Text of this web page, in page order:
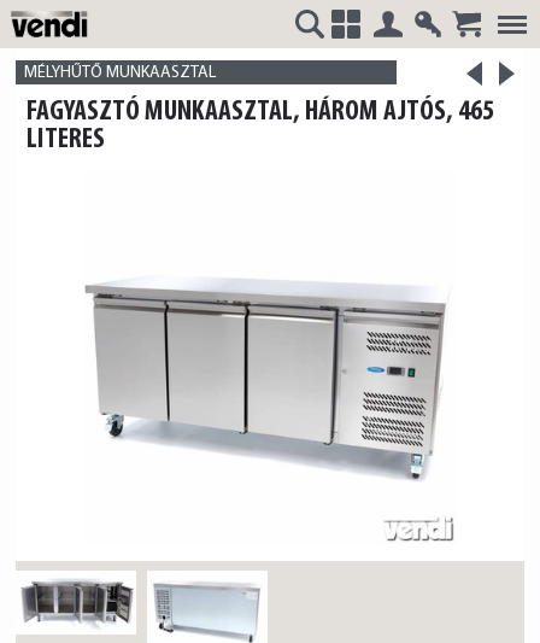
VENDI +
MÉLYHŰTŐ MUNKAASZTAL
<
>
FAGYASZTÓ MUNKAASZTAL, HÁROM AJTÓS, 465
LITERES